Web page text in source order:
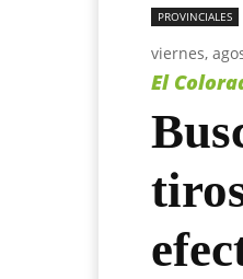
PROVINCIALES
viernes,
El